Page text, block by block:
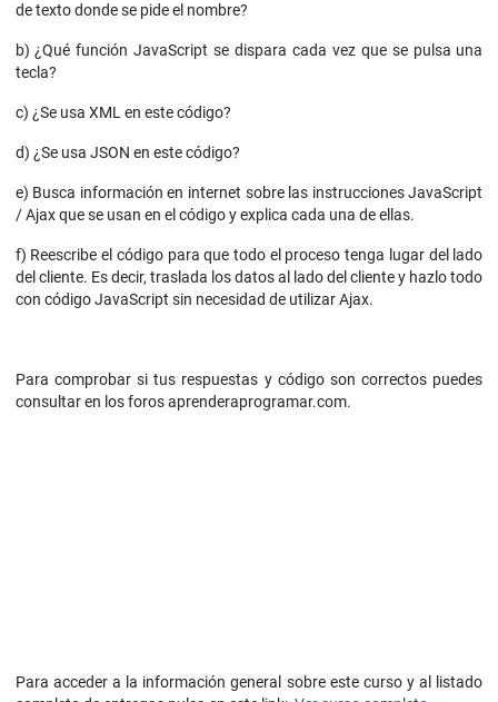
de texto donde se pide el nombre?
b) ¿Qué función JavaScript se dispara cada vez que se pulsa una
tecla?
c) ¿Se usa XML en este código?
d) ¿Se usa JSON en este código?
e) Busca información en internet sobre las instrucciones JavaScript
/ Ajax que se usan en el código y explica cada una de ellas.
f) Reescribe el código para que todo el proceso tenga lugar del lado
del cliente. Es decir, traslada los datos al lado del cliente y hazlo todo
con código JavaScript sin necesidad de utilizar Ajax.
Para comprobar si tus respuestas y código son correctos puedes
consultar en los foros aprenderaprogramar.com.
Para acceder a la información general sobre este curso y al listado